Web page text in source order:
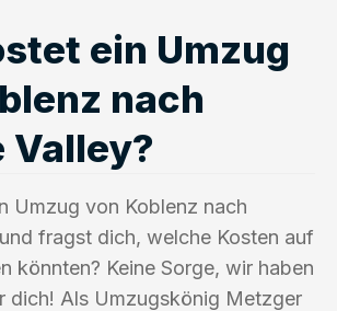
ein Umzug
nach
Valley?
Umzug von Koblenz nach
fragst dich, welche Kosten auf
könnten? Keine Sorge, wir haben
dich! Als Umzugskönig Metzger